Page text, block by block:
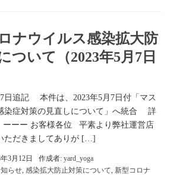
ナウイルス感染拡大防
ついて（2023年5月7日
日追記 本件は、2023年5月7日付「マス
染症対策の見直しについて」へ統合 詳
ーー お客様各位 平素より弊社運営店
ただきましてありが […]
3月12日 作成者: yard_yoga
らせ 感染拡大防止対策について 新型コロナ